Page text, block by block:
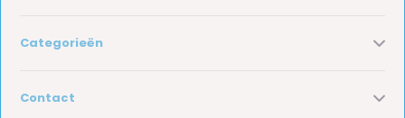
Categorieën
Contact